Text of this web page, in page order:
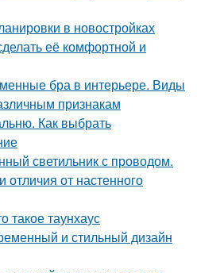
в новостройках
её комфортной и
бра в интерьере. Виды
признакам
Как выбрать
светильник с проводом.
отличия от настенного
такое таунхаус
и стильный дизайн